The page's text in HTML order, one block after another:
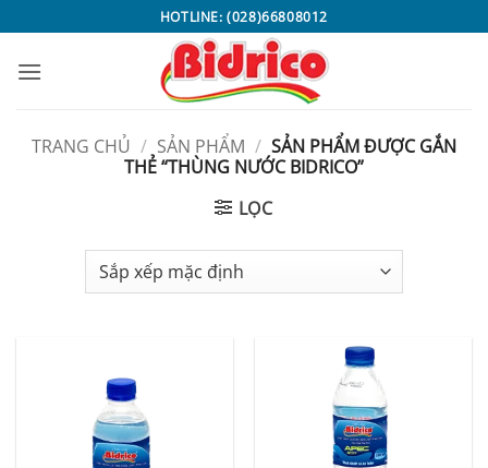
qua
nội
HOTLINE: (028)66808012
TRANG CHỦ / SẢN PHẨM / SẢN PHẨM ĐƯỢC GẮN
THẺ “THÙNG NƯỚC BIDRICO”
LỌC